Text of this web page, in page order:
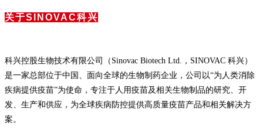
关于SINOVAC科兴
科兴控股生物技术有限公司（Sinovac Biotech Ltd.，SINOVAC 科兴）
是一家总部位于中国、面向全球的生物制药企业，公司以“为人类消除
疾病提供疫苗”为使命，专注于人用疫苗及相关生物制品的研究、开
发、生产和供应，为全球疾病防控提供高质量疫苗产品和相关解决方
案。